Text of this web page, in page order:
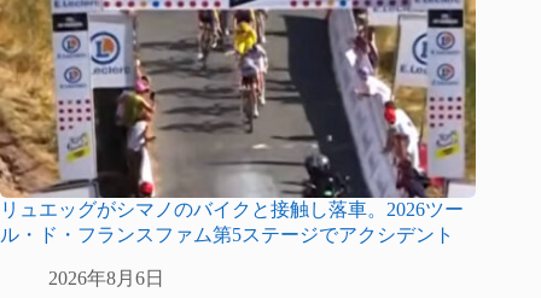
リュエッグがシマノのバイクと接触し落車。2026ツー
ル・ド・フランスファム第5ステージでアクシデント
2026年8月6日